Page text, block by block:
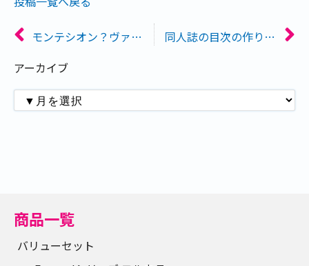
モンテシオン？ヴァンヌーボ？本文用特殊紙を色々比べてみた
同人誌の目次の作り方を徹底解説！
アーカイブ
商品一覧
バリューセット